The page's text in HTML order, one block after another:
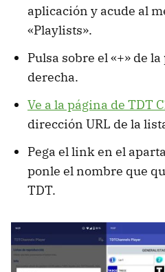
aplicación y acude al
«Playlists».
Pulsa sobre el «+» de
derecha.
Ve a la página de TDT
dirección URL de la
Pega el link en el
ponle el nombre que
TDT.